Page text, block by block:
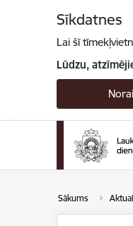
Sīkdatnes
Lai šī
Lūdzu,
Sākums